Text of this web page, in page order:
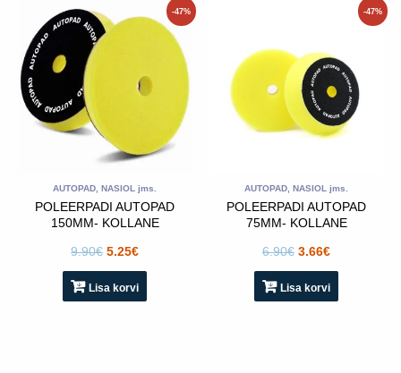
-47%
AUTOPAD, NASIOL jms.
POLEERPADI AUTOPAD
150MM- KOLLANE
9.90€
hind
oli:
5.25€
Praegune
hind
Lisa korvi
-47%
AUTOPAD, NASIOL jms.
POLEERPADI AUTOPAD
75MM- KOLLANE
6.90€
6.90€.
3.66€
Praegune
3.66€.
Lisa korvi